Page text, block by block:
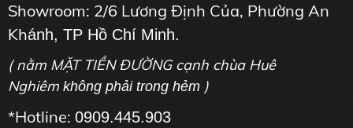
Showroom: 2/6 Lương Định Của, Phường An
Khánh, TP Hồ Chí Minh.
( nằm MẶT TIỀN ĐƯỜNG cạnh chùa Huê
Nghiêm không phải trong hẻm )
*Hotline: 0909.445.903